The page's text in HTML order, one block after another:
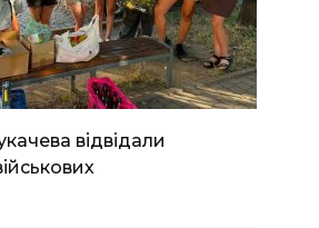
відвідали